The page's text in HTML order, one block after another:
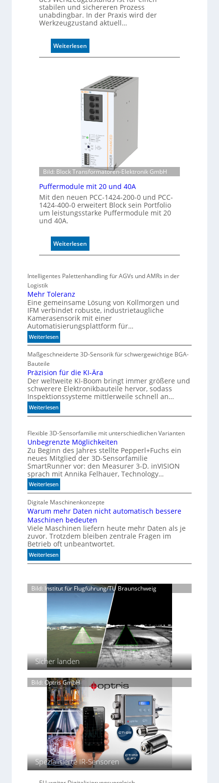
D
r
u
k
m
a
e
n
e
k
n
n
u
n
g
stabilen und sichereren Prozess
unabdingbar. In der Praxis wird der
Werkzeugzustand aktuell…
Weiterlesen:
A
m
a
i
i
e
r
t
e
K
o
n
t
l
Bild: Block Transformatoren-Elektronik GmbH
Puffermodule mit 20 und 40A
Mit den neuen PCC-1424-200-0 und PCC-
1424-400-0 erweitert Block sein Portfolio
um leistungsstarke Puffermodule mit 20
und 40A.
Weiterlesen:
P
f
r
m
o
d
l
e
i
t
2
0
d
4
0
A
Intelligentes Palettenhandling für AGVs und AMRs in der
Logistik
Mehr Toleranz
Eine gemeinsame Lösung von Kollmorgen und
IFM verbindet robuste, industrietaugliche
Kamerasensorik mit einer
Automatisierungsplattform für…
Weiterlesen:
M
e
r
T
o
l
e
r
n
z
Maßgeschneiderte 3D-Sensorik für schwergewichtige BGA-
Bauteile
Präzision für die KI-Ära
Der weltweite KI-Boom bringt immer größere und
schwerere Elektronikbauteile hervor, sodass
Inspektionssysteme mittlerweile schnell an…
Weiterlesen:
P
ä
z
i
s
i
o
n
f
ü
r
d
i
e
K
I
-
r
a
Flexible 3D-Sensorfamilie mit unterschiedlichen Varianten
Unbegrenzte Möglichkeiten
Zu Beginn des Jahres stellte Pepperl+Fuchs ein
neues Mitglied der 3D-Sensorfamilie
SmartRunner vor: den Measurer 3-D. inVISION
sprach mit Annika Felhauer, Technology…
Weiterlesen:
U
n
b
e
g
r
e
n
z
M
l
i
e
i
t
e
n
Digitale Maschinenkonzepte
Warum mehr Daten nicht automatisch bessere
Maschinen bedeuten
Viele Maschinen liefern heute mehr Daten als je
zuvor. Trotzdem bleiben zentrale Fragen im
Betrieb oft unbeantwortet.
Weiterlesen:
W
u
h
t
e
n
n
i
c
h
t
a
u
t
o
m
Bild: Institut für Flugführung/TU Braunschweig
Sicher landen
Bild: Optris GmbH
Spezialisierte IR-Sensoren